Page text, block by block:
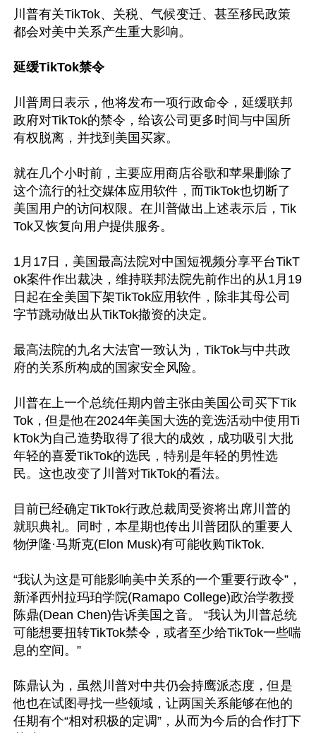
川普有关TikTok、关税、气候变迁、甚至移民政策
都会对美中关系产生重大影响。
延缓TikTok禁令
川普周日表示，他将发布一项行政命令，延缓联邦
政府对TikTok的禁令，给该公司更多时间与中国所
有权脱离，并找到美国买家。
就在几个小时前，主要应用商店谷歌和苹果删除了
这个流行的社交媒体应用软件，而TikTok也切断了
美国用户的访问权限。在川普做出上述表示后，Tik
Tok又恢复向用户提供服务。
1月17日，美国最高法院对中国短视频分享平台TikT
ok案件作出裁决，维持联邦法院先前作出的从1月19
日起在全美国下架TikTok应用软件，除非其母公司
字节跳动做出从TikTok撤资的决定。
最高法院的九名大法官一致认为，TikTok与中共政
府的关系所构成的国家安全风险。
川普在上一个总统任期内曾主张由美国公司买下Tik
Tok，但是他在2024年美国大选的竞选活动中使用Ti
kTok为自己造势取得了很大的成效，成功吸引大批
年轻的喜爱TikTok的选民，特别是年轻的男性选
民。这也改变了川普对TikTok的看法。
目前已经确定TikTok行政总裁周受资将出席川普的
就职典礼。同时，本星期也传出川普团队的重要人
物伊隆·马斯克(Elon Musk)有可能收购TikTok.
“我认为这是可能影响美中关系的一个重要行政令”，
新泽西州拉玛珀学院(Ramapo College)政治学教授
陈鼎(Dean Chen)告诉美国之音。 “我认为川普总统
可能想要扭转TikTok禁令，或者至少给TikTok一些喘
息的空间。”
陈鼎认为，虽然川普对中共仍会持鹰派态度，但是
他也在试图寻找一些领域，让两国关系能够在他的
任期有个“相对积极的定调”，从而为今后的合作打下